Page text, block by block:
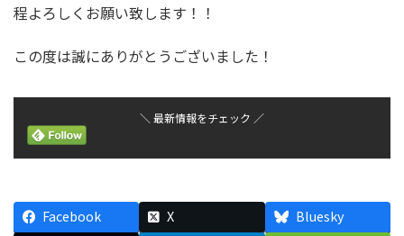
程よろしくお願い致します！！
この度は誠にありがとうございました！
＼ 最新情報をチェック ／
Facebook X
Bluesky